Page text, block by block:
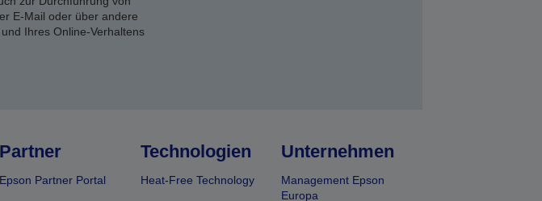
E-Mail oder über andere
Ihres Online-Verhaltens
Partner
Epson Partner Portal
Technologien
Heat-Free Technology
Unternehmen
Management Epson
Europa